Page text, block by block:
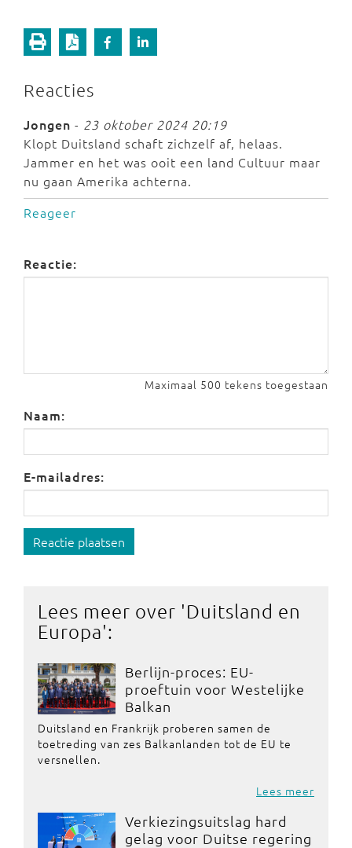
Reacties
Jongen - 23 oktober 2024 20:19
Klopt Duitsland schaft zichzelf af, helaas.
Jammer en het was ooit een land Cultuur maar
nu gaan Amerika achterna.
Reageer
Reactie:
Maximaal 500 tekens toegestaan
Naam:
E-mailadres:
Reactie plaatsen
Lees meer over 'Duitsland en
Europa':
Berlijn-proces: EU-
proeftuin voor Westelijke
Balkan
Duitsland en Frankrijk proberen samen de
toetreding van zes Balkanlanden tot de EU te
versnellen.
Lees meer
Verkiezingsuitslag hard
gelag voor Duitse regering